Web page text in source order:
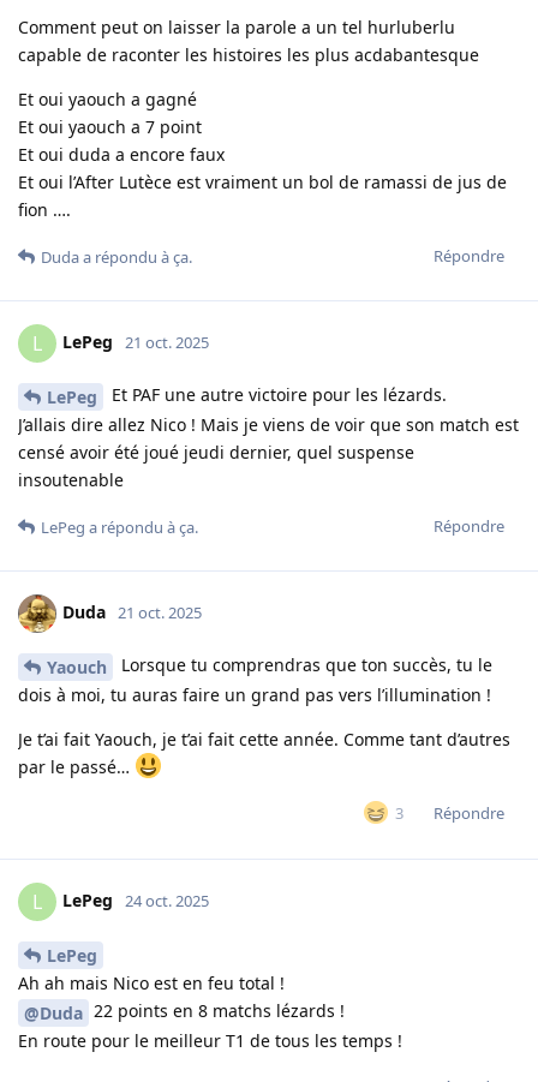
Comment peut on laisser la parole a un tel hurluberlu
capable de raconter les histoires les plus acdabantesque
Et oui yaouch a gagné
Et oui yaouch a 7 point
Et oui duda a encore faux
Et oui l’After Lutèce est vraiment un bol de ramassi de jus de
fion ….
Répondre
Dudaa répondu à ça.
L LePeg 21 oct. 2025
LePeg
Et PAF une autre victoire pour les lézards.
J’allais dire allez Nico ! Mais je viens de voir que son match est
censé avoir été joué jeudi dernier, quel suspense
insoutenable
Répondre
LePeg a répondu à ça.
Duda 21 oct. 2025
Yaouch
Lorsque tu comprendras que ton succès, tu le
dois à moi, tu auras faire un grand pas vers l’illumination !
Je t’ai fait Yaouch, je t’ai fait cette année. Comme tant d’autres
par le passé…
3 Répondre
L LePeg 24 oct. 2025
LePeg
Ah ah mais Nico est en feu total !
@Duda 22 points en 8 matchs lézards !
En route pour le meilleur T1 de tous les temps !